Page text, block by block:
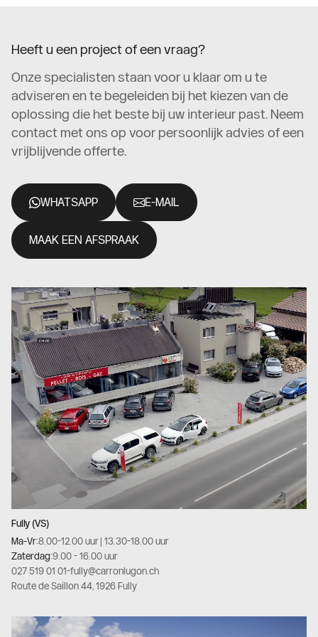
Heeft u een project of een vraag?
Onze specialisten staan voor u klaar om u te
adviseren en te begeleiden bij het kiezen van de
oplossing die het beste bij uw interieur past. Neem
contact met ons op voor persoonlijk advies of een
vrijblijvende offerte.
WHATSAPP E-MAIL
MAAK EEN AFSPRAAK
Fully (VS)
Ma-Vr:8.00-12.00 uur | 13.30-18.00 uur
Zaterdag:9.00 - 16.00 uur
027 519 01 01-fully@carronlugon.ch
Route de Saillon 44, 1926 Fully